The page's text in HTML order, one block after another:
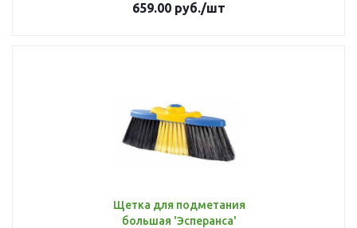
659.00 руб./шт
Щетка для подметания
большая 'Эсперанса'